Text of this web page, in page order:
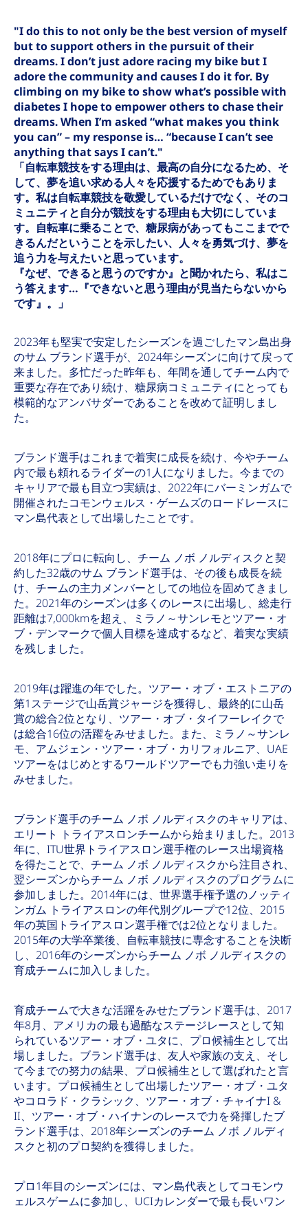
"I do this to not only be the best version of myself
but to support others in the pursuit of their
dreams. I don’t just adore racing my bike but I
adore the community and causes I do it for. By
climbing on my bike to show what’s possible with
diabetes I hope to empower others to chase their
dreams. When I’m asked “what makes you think
you can” – my response is… “because I can’t see
anything that says I can’t."
「自転車競技をする理由は、最高の自分になるため、そ
して、夢を追い求める人々を応援するためでもありま
す。私は自転車競技を敬愛しているだけでなく、そのコ
ミュニティと自分が競技をする理由も大切にしていま
す。自転車に乗ることで、糖尿病があってもここまでで
きるんだということを示したい、人々を勇気づけ、夢を
追う力を与えたいと思っています。
『なぜ、できると思うのですか』と聞かれたら、私はこ
う答えます…『できないと思う理由が見当たらないから
です』。」
2023年も堅実で安定したシーズンを過ごしたマン島出身
のサム ブランド選手が、2024年シーズンに向けて戻って
来ました。多忙だった昨年も、年間を通してチーム内で
重要な存在であり続け、糖尿病コミュニティにとっても
模範的なアンバサダーであることを改めて証明しまし
た。
ブランド選手はこれまで着実に成長を続け、今やチーム
内で最も頼れるライダーの1人になりました。今までの
キャリアで最も目立つ実績は、2022年にバーミンガムで
開催されたコモンウェルス・ゲームズのロードレースに
マン島代表として出場したことです。
2018年にプロに転向し、チーム ノボ ノルディスクと契
約した32歳のサム ブランド選手は、その後も成長を続
け、チームの主力メンバーとしての地位を固めてきまし
た。2021年のシーズンは多くのレースに出場し、総走行
距離は7,000kmを超え、ミラノ～サンレモとツアー・オ
ブ・デンマークで個人目標を達成するなど、着実な実績
を残しました。
2019年は躍進の年でした。ツアー・オブ・エストニアの
第1ステージで山岳賞ジャージを獲得し、最終的に山岳
賞の総合2位となり、ツアー・オブ・タイフーレイクで
は総合16位の活躍をみせました。また、ミラノ～サンレ
モ、アムジェン・ツアー・オブ・カリフォルニア、UAE
ツアーをはじめとするワールドツアーでも力強い走りを
みせました。
ブランド選手のチーム ノボ ノルディスクのキャリアは、
エリート トライアスロンチームから始まりました。2013
年に、ITU世界トライアスロン選手権のレース出場資格
を得たことで、チーム ノボ ノルディスクから注目され、
翌シーズンからチーム ノボ ノルディスクのプログラムに
参加しました。2014年には、世界選手権予選のノッティ
ンガム トライアスロンの年代別グループで12位、2015
年の英国トライアスロン選手権では2位となりました。
2015年の大学卒業後、自転車競技に専念することを決断
し、2016年のシーズンからチーム ノボ ノルディスクの
育成チームに加入しました。
育成チームで大きな活躍をみせたブランド選手は、2017
年8月、アメリカの最も過酷なステージレースとして知
られているツアー・オブ・ユタに、プロ候補生として出
場しました。ブランド選手は、友人や家族の支え、そし
て今までの努力の結果、プロ候補生として選ばれたと言
います。プロ候補生として出場したツアー・オブ・ユタ
やコロラド・クラシック、ツアー・オブ・チャイナI &
II、ツアー・オブ・ハイナンのレースで力を発揮したブ
ランド選手は、2018年シーズンのチーム ノボ ノルディ
スクと初のプロ契約を獲得しました。
プロ1年目のシーズンには、マン島代表としてコモンウ
ェルスゲームに参加し、UCIカレンダーで最も長いワン